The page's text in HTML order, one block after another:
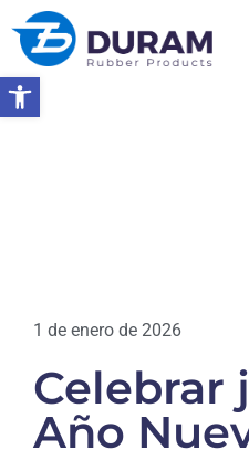
Abrir barra de herramientas
1 de enero de 2026
Celebrar
Año